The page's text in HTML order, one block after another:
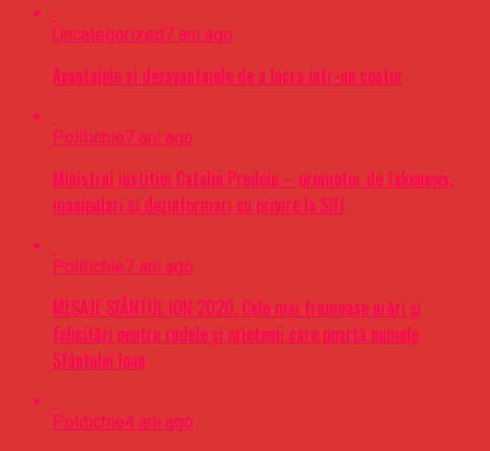
Uncategorized7 ani ago
Avantajele si dezavantajele de a lucra intr-un coafor
Politichie7 ani ago
Ministrul justitiei Catalin Predoiu – promotor de fakenews,
manipulari si dezinformari cu privire la SIIJ
Politichie7 ani ago
MESAJE SFÂNTUL ION 2020. Cele mai frumoase urări şi
felicitări pentru rudele şi prietenii care poartă numele
Sfântului Ioan
Politichie4 ani ago